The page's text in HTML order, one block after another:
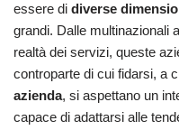
essere di diverse
grandi. Dalle multinazionali
realtà dei servizi, queste
controparte di cui fidarsi, a
azienda, si aspettano un
capace di adattarsi alle